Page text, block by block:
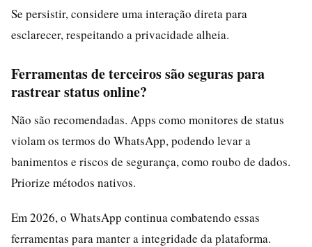
Se persistir, considere uma interação direta para
esclarecer, respeitando a privacidade alheia.
Ferramentas de terceiros são seguras para
rastrear status online?
Não são recomendadas. Apps como monitores de status
violam os termos do WhatsApp, podendo levar a
banimentos e riscos de segurança, como roubo de dados.
Priorize métodos nativos.
Em 2026, o WhatsApp continua combatendo essas
ferramentas para manter a integridade da plataforma.